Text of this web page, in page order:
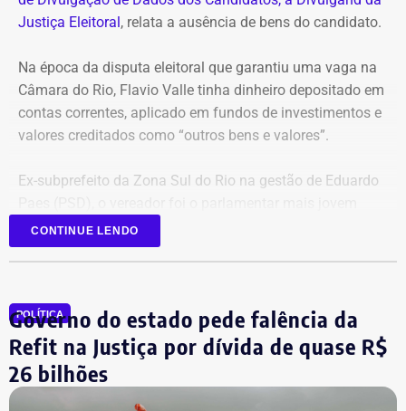
Justiça Eleitoral , relata a ausência de bens do candidato.
Na época da disputa eleitoral que garantiu uma vaga na
Câmara do Rio, Flavio Valle tinha dinheiro depositado em
contas correntes, aplicado em fundos de investimentos e
valores creditados como “outros bens e valores”.
Ex-subprefeito da Zona Sul do Rio na gestão de Eduardo
eleito na última legislatura da Câmara e agora disputa,
pela primeira vez, o cargo de deputado estadual.
CONTINUE LENDO
POLÍTICA
Governo do estado pede falência da
Refit na Justiça por dívida de quase R$
26 bilhões